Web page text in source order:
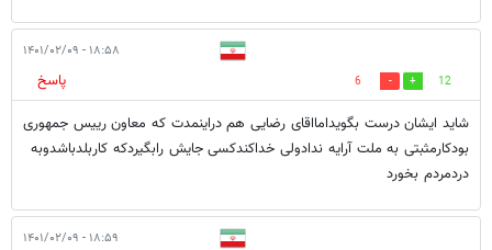
۱۸:۵۸ - ۱۴۰۱/۰۲/۰۹
12
6
پاسخ
شاید ایشان درست بگویدامااقای رضایی هم دراینمدت که معاون رییس جمهوری
بودکارمثبتی به ملت آرایه ندادولی خداکندکسی جایش رابگیردکه کاربلدباشدوبه
دردمردم بخورد
۱۸:۵۹ - ۱۴۰۱/۰۲/۰۹